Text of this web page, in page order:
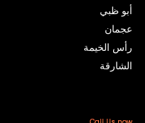
أبو ظبي
عجمان
رأس الخيمة
الشارقة